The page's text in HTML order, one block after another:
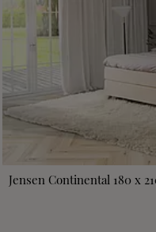
Jensen Continental 180 x